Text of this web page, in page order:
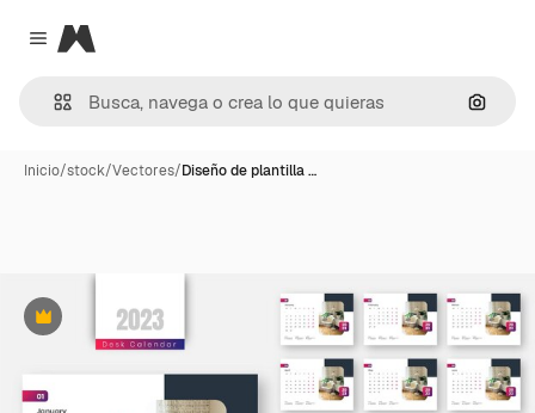
Close menu
Magnific
Inicio/stock/Vectores/Diseño de plantilla …
Premium